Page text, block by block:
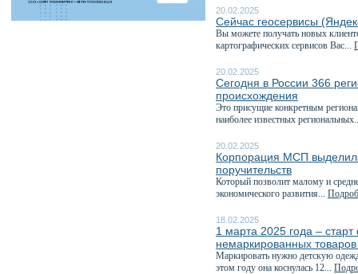
20.02.2025
Сейчас геосервисы
Вы можете получать новых
картографических сервисов Вас...
20.02.2025
Сегодня в России 366
происхождения
Это присущие конкретным
наиболее известных
20.02.2025
Корпорация МСП
поручительств
Который позволит малому и
экономического развития...
18.02.2025
1 марта 2025 года –
немаркированных
Маркировать нужно детскую
этом году она коснулась 12...